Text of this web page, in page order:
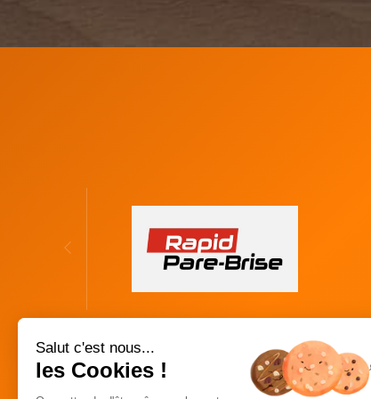
Salut c'est nous...
les Cookies !